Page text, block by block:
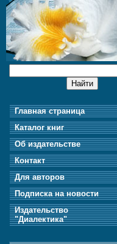
Главная страница
Каталог книг
Об издательстве
Контакт
Для авторов
Подписка на новости
Издательство
"Диалектика"